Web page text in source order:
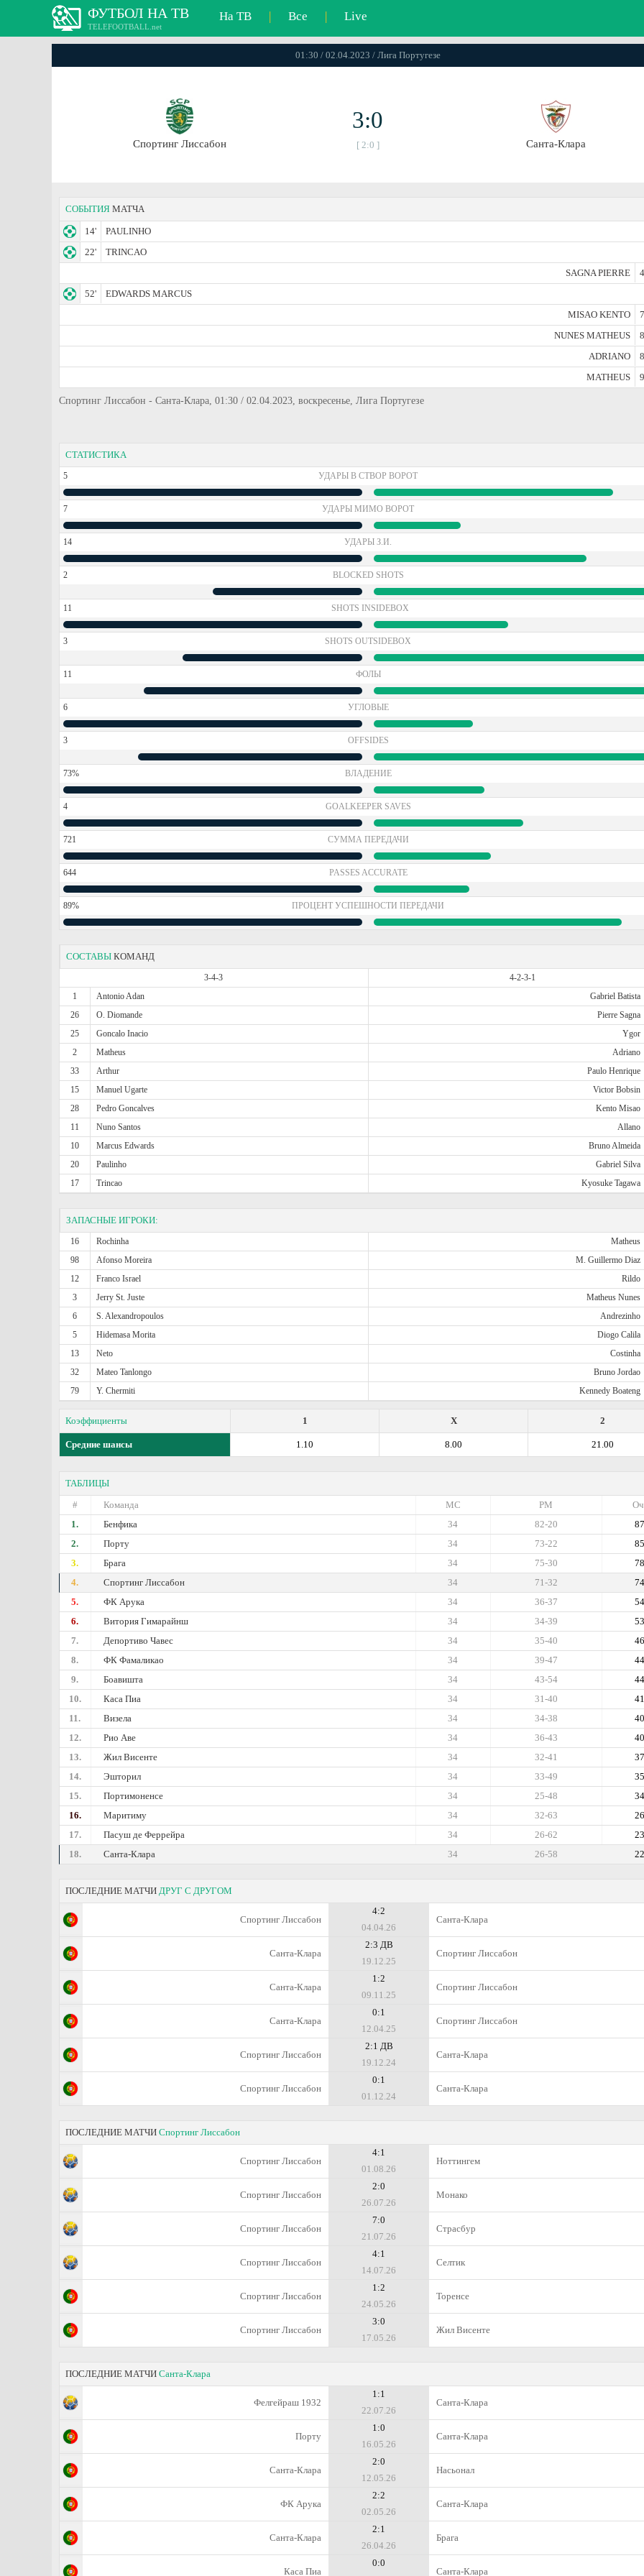
ФУТБОЛ НА ТВ
TELEFOOTBALL.net
На ТВ | Все | Live
01:30 / 02.04.2023 / Лига Португезе
Спортинг Лиссабон
3:0
[ 2:0 ] Санта-Клара
СОБЫТИЯ МАТЧА
14'
PAULINHO
22'
TRINCAO
SAGNA PIERRE
52'
EDWARDS MARCUS
MISAO KENTO
NUNES MATHEUS
ADRIANO
MATHEUS
Спортинг Лиссабон - Санта-Клара, 01:30 / 02.04.2023, воскресенье, Лига Португезе
СТАТИСТИКА
5 УДАРЫ В СТВОР ВОРОТ
7 УДАРЫ МИМО ВОРОТ
14 УДАРЫ З.И.
2 BLOCKED SHOTS
11 SHOTS INSIDEBOX
3 SHOTS OUTSIDEBOX
11 ФОЛЫ
6 УГЛОВЫЕ
3 OFFSIDES
73% ВЛАДЕНИЕ
4 GOALKEEPER SAVES
721 СУММА ПЕРЕДАЧИ
644 PASSES ACCURATE
89% ПРОЦЕНТ УСПЕШНОСТИ ПЕРЕДАЧИ
СОСТАВЫ КОМАНД
3-4-3
4-2-3-1
1
Antonio Adan Gabriel Batista
26
O. Diomande Pierre Sagna
25
Goncalo Inacio Ygor
2
Matheus Adriano
33
Arthur Paulo Henrique
15
Manuel Ugarte Victor Bobsin
28
Pedro Goncalves Kento Misao
11
Nuno Santos Allano
10
Marcus Edwards Bruno Almeida
20
Paulinho Gabriel Silva
17
Trincao Kyosuke Tagawa
ЗАПАСНЫЕ ИГРОКИ:
16 Rochinha Matheus
98
Afonso Moreira M. Guillermo Diaz
12
Franco Israel Rildo
3
Jerry St. Juste Matheus Nunes
6
S. Alexandropoulos Andrezinho
5
Hidemasa Morita Diogo Calila
13
Neto Costinha
32
Mateo Tanlongo Bruno Jordao
79
Y. Chermiti Kennedy Boateng
Коэффициенты 2
X
1
Средние шансы 21.00
8.00
1.10
ТАБЛИЦЫ
#
Команда РМ
МС
1.
Бенфика 87
82-20
34
2.
Порту 85
73-22
34
3.
Брага 78
75-30
34
4.
Спортинг Лиссабон 74
71-32
34
5.
ФК Арука 54
36-37
34
6.
Витория Гимарайнш 53
34-39
34
7.
Депортиво Чавес 46
35-40
34
8.
ФК Фамаликао 44
39-47
34
9.
Боавишта 44
43-54
34
10.
Каса Пиа 41
31-40
34
11.
Визела 40
34-38
34
12.
Рио Аве 40
36-43
34
13.
Жил Висенте 37
32-41
34
14.
Эшторил 35
33-49
34
15.
Портимоненсе 34
25-48
34
16.
Маритиму 26
32-63
34
17.
Пасуш де Феррейра 23
26-62
34
18.
Санта-Клара 22
26-58
34
ПОСЛЕДНИЕ МАТЧИ ДРУГ С ДРУГОМ
Спортинг Лиссабон
4:2
04.04.26
Санта-Клара
Санта-Клара
2:3 ДВ
19.12.25
Спортинг Лиссабон
Санта-Клара
1:2
09.11.25
Спортинг Лиссабон
Санта-Клара
0:1
12.04.25
Спортинг Лиссабон
Спортинг Лиссабон
2:1 ДВ
19.12.24
Санта-Клара
Спортинг Лиссабон
0:1
01.12.24
Санта-Клара
ПОСЛЕДНИЕ МАТЧИ Спортинг Лиссабон
Спортинг Лиссабон
4:1
01.08.26
Ноттингем
Спортинг Лиссабон
2:0
26.07.26
Монако
Спортинг Лиссабон
7:0
21.07.26
Страсбур
Спортинг Лиссабон
4:1
14.07.26
Селтик
Спортинг Лиссабон
1:2
24.05.26
Торенсе
Спортинг Лиссабон
3:0
17.05.26
Жил Висенте
ПОСЛЕДНИЕ МАТЧИ Санта-Клара
Фелгейраш 1932
1:1
22.07.26
Санта-Клара
Порту
1:0
16.05.26
Санта-Клара
Санта-Клара
2:0
12.05.26
Насьонал
ФК Арука
2:2
02.05.26
Санта-Клара
Санта-Клара
2:1
26.04.26
Брага
Каса Пиа
0:0
Санта-Клара